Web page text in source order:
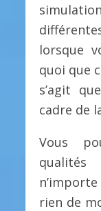
lorsque
quoi que
s’agit
cadre de
Vous
rien de